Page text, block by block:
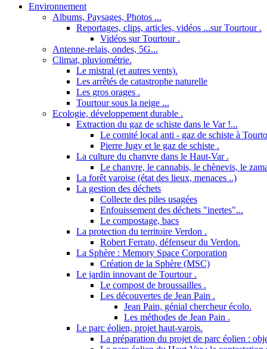
Environnement
Albums, Paysages, Photos ...
Reportages, clips, articles, vidéos ...sur Tourtour .
Vidéos sur Tourtour .
Antenne-relais, ondes, 5G...
Climat, pluviométrie.
Le mistral (et autres vents).
Les arrêtés de catastrophe naturelle
Les gros orages .
Tourtour sous la neige ...
Ecologie, développement durable .
Extraction du gaz de schiste dans le Var !...
Le comité local anti - gaz de schiste à
Pierre Jugy et le gaz de schiste .
La culture du chanvre dans le Haut-Var .
Le chanvre, le cannabis, le chènevis, le
La forêt varoise (état des lieux, menaces ..)
La gestion des déchets
Collecte des piles usagées
Enfouissement des déchets "inertes"...
Le compostage, bacs
La protection du territoire Verdon .
Robert Ferrato, défenseur du Verdon.
La Sphère : Memory Space Corporation
Création de la Sphère (MSC)
Le jardin innovant de Tourtour .
Le compost de broussailles .
Les découvertes de Jean Pain .
Jean Pain, génial chercheur écolo.
Les méthodes de Jean Pain .
Le parc éolien, projet haut-varois.
La préparation du projet de parc éolien :